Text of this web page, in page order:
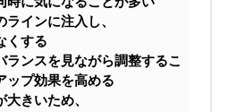
ラインに注入し、
くする
ランスを見ながら調整するこ
ップ効果を高める
大きいため、